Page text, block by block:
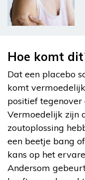
Hoe komt
Dat een placebo
komt
positief
Vermoedelijk zijn
zoutoplossing
een beetje bang
kans op het
Andersom